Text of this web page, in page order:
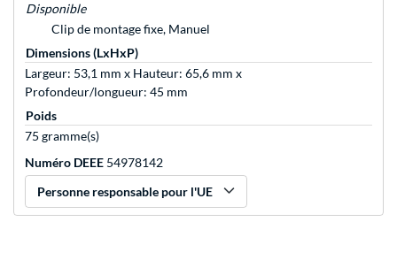
Disponible
Clip de montage fixe, Manuel
Dimensions (LxHxP)
Largeur: 53,1 mm x Hauteur: 65,6 mm x
Profondeur/longueur: 45 mm
Poids
75 gramme(s)
Numéro DEEE 54978142
Personne responsable pour l'UE